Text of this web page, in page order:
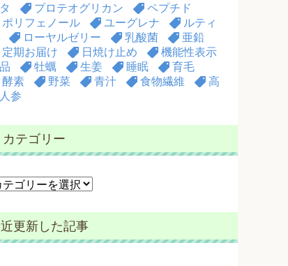
プロテオグリカン
ペプチド
ポリフェノール
ユーグレナ
ルティ
ローヤルゼリー 乳酸菌
亜鉛
定期お届け
日焼け止め
機能性表示
牡蠣 生姜 睡眠
育毛
酵素
野菜 青汁 食物繊維
高
参
カテゴリー
更新した記事